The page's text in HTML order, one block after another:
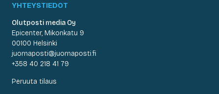
YHTEYSTIEDOT
Olutposti media Oy
Epicenter, Mikonkatu 9
00100 Helsinki
juomaposti@juomaposti.fi
+358 40 218 41 79
Peruuta tilaus